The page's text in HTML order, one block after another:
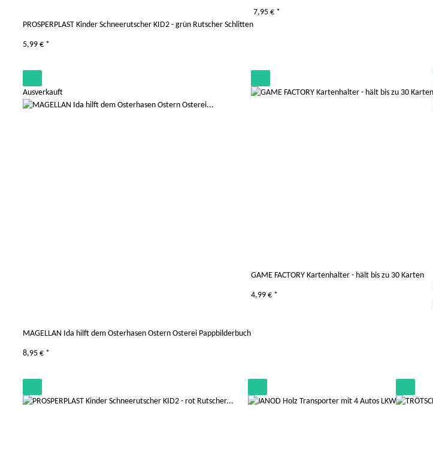
PROSPERPLAST Kinder Schneerutscher KID2 - grün Rutscher Schlitten
5,99 € *
7,95 € *
Ausverkauft
MAGELLAN Ida hilft dem Osterhasen Ostern Osterei Pappbilderbuch
8,95 € *
GAME FACTORY Kartenhalter - hält bis zu 30 Karten
4,99 € *